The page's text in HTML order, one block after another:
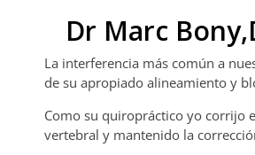
Dr Marc
La interferencia más común a
de su apropiado alineamiento y
Como su quiropráctico yo corrijo
vertebral y mantenido la